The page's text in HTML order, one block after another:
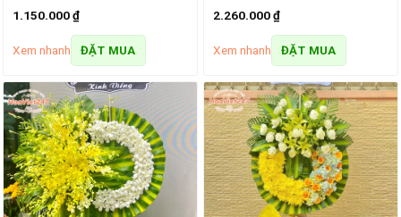
1.150.000₫
Xem nhanh ĐẶT MUA
2.260.000₫
Xem nhanh ĐẶT MUA